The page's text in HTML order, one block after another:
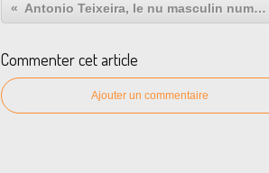
Antonio Teixeira, le nu masculin numérique. 1
Commenter cet article
Ajouter un commentaire